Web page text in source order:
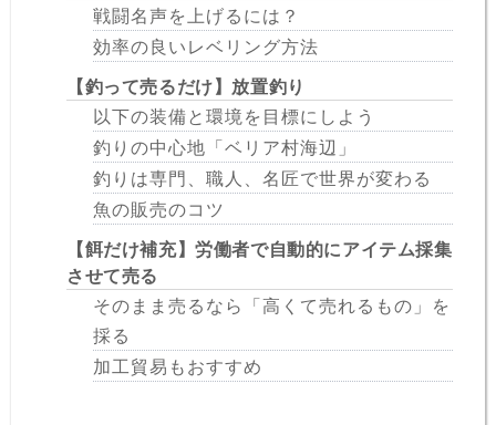
戦闘名声を上げるには？
効率の良いレベリング方法
【釣って売るだけ】放置釣り
以下の装備と環境を目標にしよう
釣りの中心地「ベリア村海辺」
釣りは専門、職人、名匠で世界が変わる
魚の販売のコツ
【餌だけ補充】労働者で自動的にアイテム採集
させて売る
そのまま売るなら「高くて売れるもの」を
採る
加工貿易もおすすめ